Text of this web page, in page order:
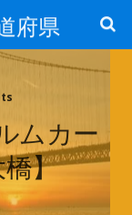
府県
ムカー
】